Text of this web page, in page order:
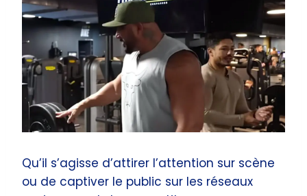
Qu’il s’agisse d’attirer l’attention sur scène
ou de captiver le public sur les réseaux